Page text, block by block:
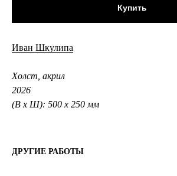
Купить
Иван Шкулипа
Холст, акрил
2026
(В х Ш): 500 х 250 мм
ДРУГИЕ РАБОТЫ